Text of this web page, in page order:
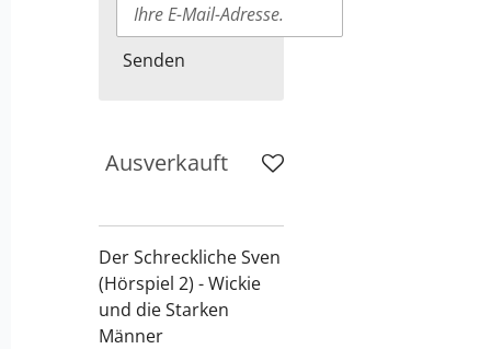
Senden
Ausverkauft
Der Schreckliche Sven
(Hörspiel 2) - Wickie
und die Starken
Männer